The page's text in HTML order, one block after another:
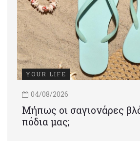
YOUR LIFE
04/08/2026
Μήπως οι σαγιονάρες
πόδια μας;